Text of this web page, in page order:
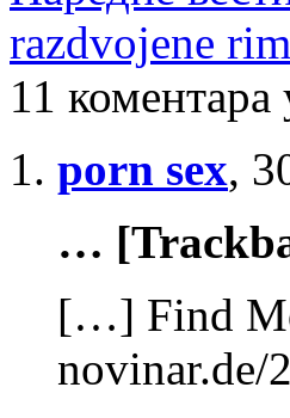
razdvojene
11
porn sex,
…
[…] Find